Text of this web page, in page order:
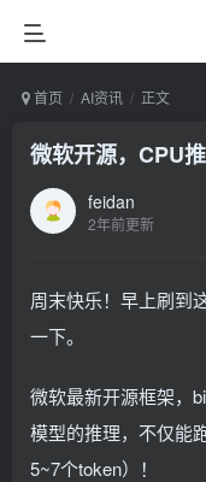
首页 AI资讯 正文
微软开源，CPU
feidan
2年前更新
周末快乐！早上刷到
一下。
微软最新开源框架，
模型的推理，不仅能
5~7个token）！